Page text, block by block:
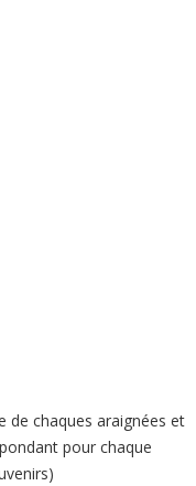
de chaques araignées et
pour chaque